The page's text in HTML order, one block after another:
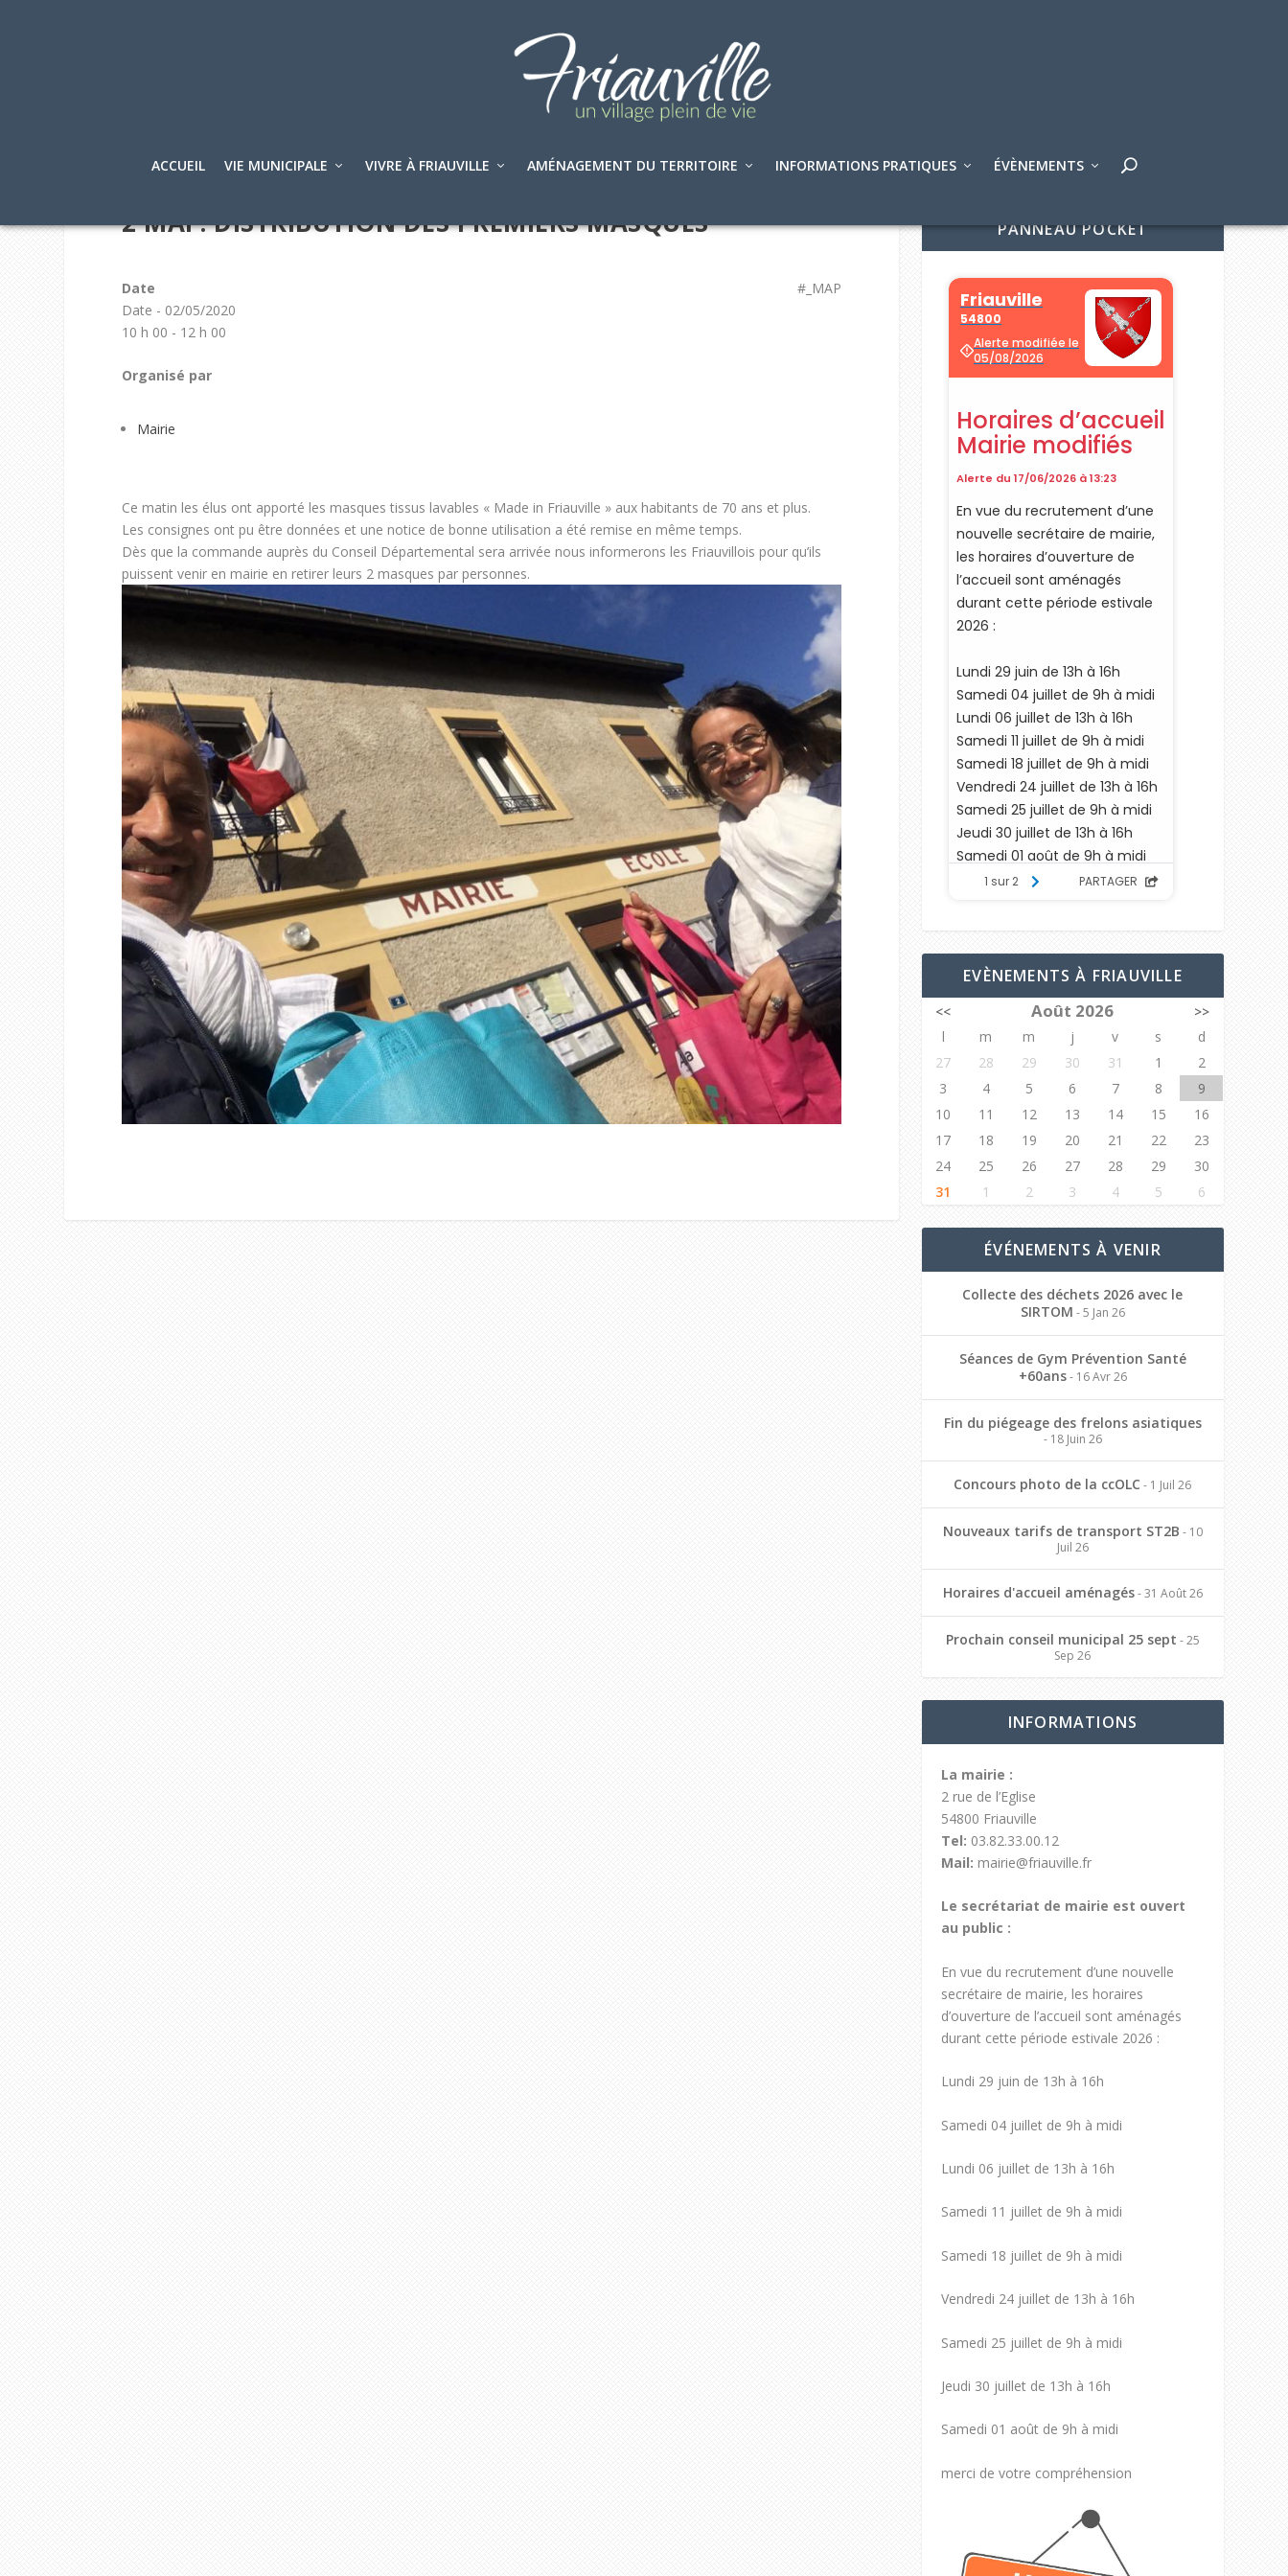
ACCUEIL VIE MUNICIPALE VIVRE À FRIAUVILLE AMÉNAGEMENT DU TERRITOIRE INFORMATIONS PRATIQUES ÉVÈNEMENTS
2 MAI : DISTRIBUTION DES PREMIERS MASQUES
#_MAP
Date
Date - 02/05/2020
10 h 00 - 12 h 00
Organisé par
Mairie
Ce matin les élus ont apporté les masques tissus lavables « Made in Friauville » aux habitants de 70 ans et plus.
Les consignes ont pu être données et une notice de bonne utilisation a été remise en même temps.
Dès que la commande auprès du Conseil Départemental sera arrivée nous informerons les Friauvillois pour qu’ils
puissent venir en mairie en retirer leurs 2 masques par personnes.
PANNEAU POCKET
EVÈNEMENTS À FRIAUVILLE
<< Août 2026
>>
l
m m j v s
d
27
28 29 30 31 1
2
3
4 5 6 7 8
9
10
11 12 13 14 15
16
17
18 19 20 21 22
23
24
25 26 27 28 29
30
31
1 2 3 4 5 6
ÉVÉNEMENTS À VENIR
Collecte des déchets 2026 avec le
SIRTOM - 5 Jan 26
Séances de Gym Prévention Santé
+60ans- 16 Avr 26
Fin du piégeage des frelons asiatiques
- 18 Juin 26
Concours photo de la ccOLC - 1 Juil 26
Nouveaux tarifs de transport ST2B - 10
Juil 26
Horaires d'accueil aménagés- 31 Août 26
Prochain conseil municipal 25 sept - 25
Sep 26
INFORMATIONS
La mairie :
2 rue de l’Eglise
54800 Friauville
Tel: 03.82.33.00.12
Mail: mairie@friauville.fr
Le secrétariat de mairie est ouvert
au public :
En vue du recrutement d’une nouvelle
secrétaire de mairie, les horaires
d’ouverture de l’accueil sont aménagés
durant cette période estivale 2026 :
Lundi 29 juin de 13h à 16h
Samedi 04 juillet de 9h à midi
Lundi 06 juillet de 13h à 16h
Samedi 11 juillet de 9h à midi
Samedi 18 juillet de 9h à midi
Vendredi 24 juillet de 13h à 16h
Samedi 25 juillet de 9h à midi
Jeudi 30 juillet de 13h à 16h
Samedi 01 août de 9h à midi
merci de votre compréhension